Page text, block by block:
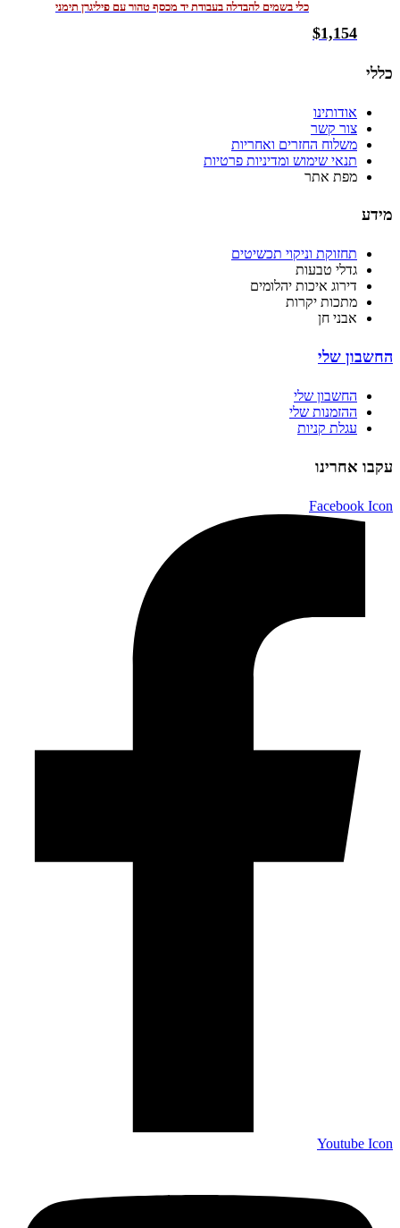
כלי בשמים להבדלה בעבודת יד מכסף טהור עם פיליגרן תימני
$1,154
כללי
אודותינו
צור קשר
משלוח החזרים ואחריות
תנאי שימוש ומדיניות פרטיות
מפת אתר
מידע
תחזוקת וניקוי תכשיטים
גדלי טבעות
דירוג איכות יהלומים
מתכות יקרות
אבני חן
החשבון שלי
החשבון שלי
ההזמנות שלי
עגלת קניות
עקבו אחרינו
Facebook Icon
Youtube Icon